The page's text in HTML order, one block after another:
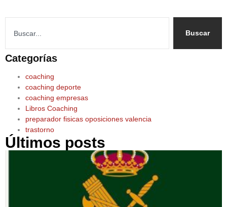
Buscar
Categorías
coaching
coaching deporte
coaching empresas
Libros Coaching
preparador fisicas oposiciones valencia
trastorno
Últimos posts